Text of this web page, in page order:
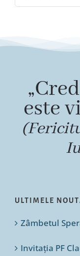
este
ULTIMELE
Zâmbetul
Invitația PF